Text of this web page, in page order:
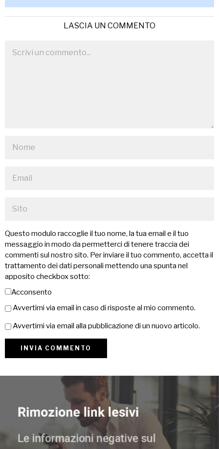
LASCIA UN COMMENTO
Questo modulo raccoglie il tuo nome, la tua email e il tuo
messaggio in modo da permetterci di tenere traccia dei
commenti sul nostro sito. Per inviare il tuo commento, accetta il
trattamento dei dati personali mettendo una spunta nel
apposito checkbox sotto:
Acconsento
Avvertimi via email in caso di risposte al mio commento.
Avvertimi via email alla pubblicazione di un nuovo articolo.